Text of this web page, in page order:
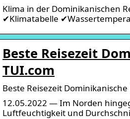
Klima in der Dominikanischen
✔Klimatabelle
Beste Reisezeit
TUI.com
Beste Reisezeit
12.05.2022 — Im Norden
Luftfeuchtigkeit und